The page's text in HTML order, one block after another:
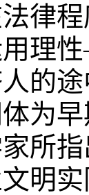
律
理
的
为
所
明